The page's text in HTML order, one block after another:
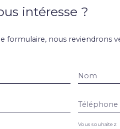
intéresse ?
formulaire, nous reviendrons
Nom
Téléphone
Vous souhaitez